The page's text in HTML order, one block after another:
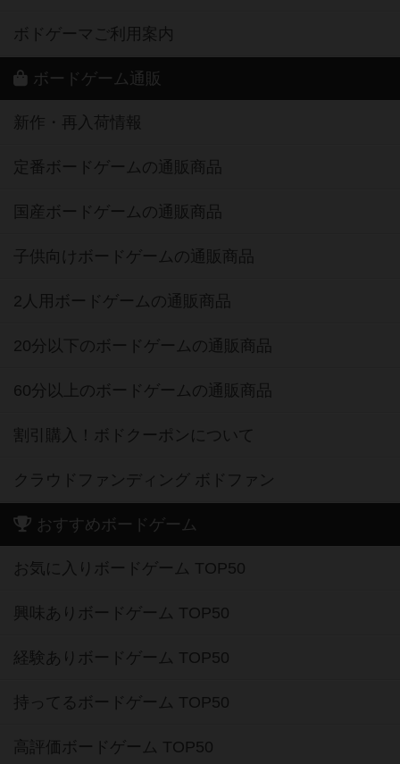
ボドゲーマご利用案内
ボードゲーム通販
新作・再入荷情報
定番ボードゲームの通販商品
国産ボードゲームの通販商品
子供向けボードゲームの通販商品
2人用ボードゲームの通販商品
20分以下のボードゲームの通販商品
60分以上のボードゲームの通販商品
割引購入！ボドクーポンについて
クラウドファンディング ボドファン
おすすめボードゲーム
お気に入りボードゲーム TOP50
興味ありボードゲーム TOP50
経験ありボードゲーム TOP50
持ってるボードゲーム TOP50
高評価ボードゲーム TOP50